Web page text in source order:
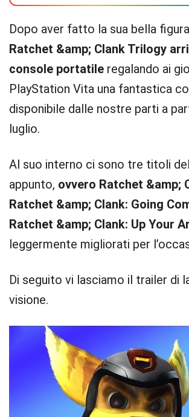
Dopo aver fatto la sua bella
Ratchet &amp; Clank Trilogy
console portatile regalando ai
PlayStation Vita una fantastica
disponibile dalle nostre parti a
luglio.
Al suo interno ci sono tre titoli
appunto, ovvero Ratchet &amp;
Ratchet &amp; Clank: Going
Ratchet &amp; Clank: Up Your
leggermente migliorati per
Di seguito vi lasciamo il trailer di
visione.